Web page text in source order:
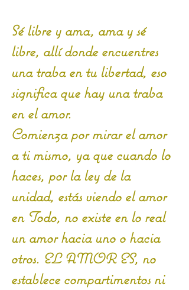
Sé libre y ama, ama y sé
libre, allí donde encuentres
una traba en tu libertad, eso
significa que hay una traba
en el amor.
Comienza por mirar el amor
a ti mismo, ya que cuando lo
haces, por la ley de la
unidad, estás viendo el amor
en Todo, no existe en lo real
un amor hacia uno o hacia
otros. EL AMOR ES, no
establece compartimentos ni